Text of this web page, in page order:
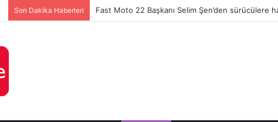
Son Dakika Haberleri